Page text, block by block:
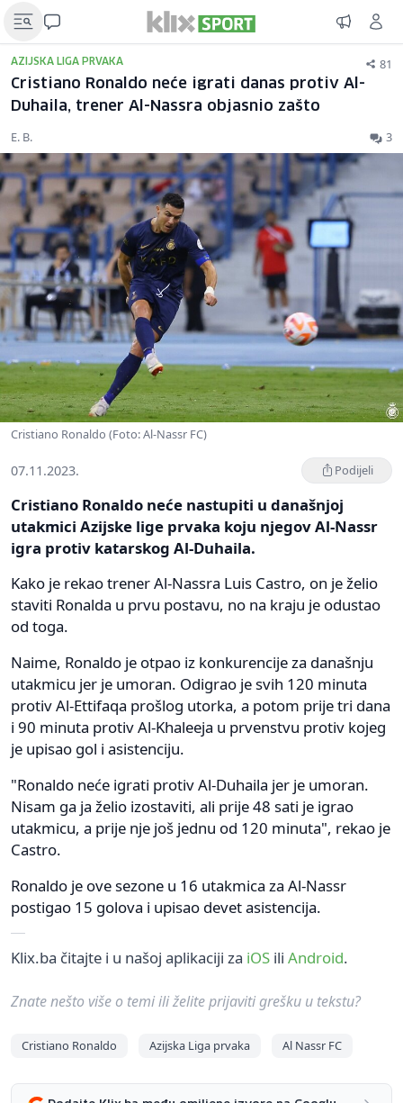
AZIJSKA LIGA PRVAKA 81
Cristiano Ronaldo neće igrati danas protiv Al-
Duhaila, trener Al-Nassra objasnio zašto
E. B. 3
Cristiano Ronaldo (Foto: Al-Nassr FC)
07.11.2023. Podijeli
Cristiano Ronaldo neće nastupiti u današnjoj
utakmici Azijske lige prvaka koju njegov Al-Nassr
igra protiv katarskog Al-Duhaila.
Kako je rekao trener Al-Nassra Luis Castro, on je želio
staviti Ronalda u prvu postavu, no na kraju je odustao
od toga.
Naime, Ronaldo je otpao iz konkurencije za današnju
utakmicu jer je umoran. Odigrao je svih 120 minuta
protiv Al-Ettifaqa prošlog utorka, a potom prije tri dana
i 90 minuta protiv Al-Khaleeja u prvenstvu protiv kojeg
je upisao gol i asistenciju.
"Ronaldo neće igrati protiv Al-Duhaila jer je umoran.
Nisam ga ja želio izostaviti, ali prije 48 sati je igrao
utakmicu, a prije nje još jednu od 120 minuta", rekao je
Castro.
Ronaldo je ove sezone u 16 utakmica za Al-Nassr
postigao 15 golova i upisao devet asistencija.
Klix.ba čitajte i u našoj aplikaciji za iOS ili Android.
Znate nešto više o temi ili želite prijaviti grešku u tekstu?
Cristiano Ronaldo Azijska Liga prvaka Al Nassr FC